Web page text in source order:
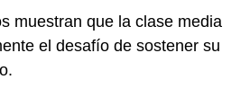
muestran que la clase media
el desafío de sostener su